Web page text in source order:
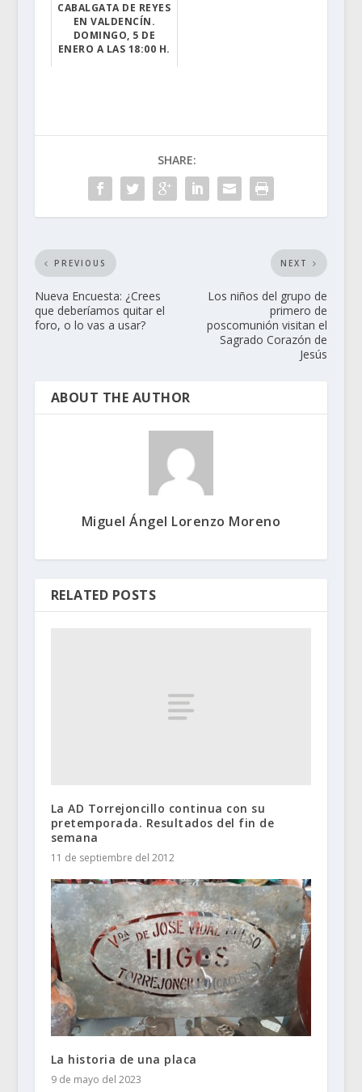
CABALGATA DE REYES
EN VALDENCÍN.
DOMINGO, 5 DE
ENERO A LAS 18:00 H.
SHARE:
PREVIOUS
Nueva Encuesta: ¿Crees
que deberíamos quitar el
foro, o lo vas a usar?
NEXT
Los niños del grupo de
primero de
poscomunión visitan el
Sagrado Corazón de
Jesús
ABOUT THE AUTHOR
Miguel Ángel Lorenzo Moreno
RELATED POSTS
La AD Torrejoncillo continua con su
pretemporada. Resultados del fin de
semana
11 de septiembre del 2012
La historia de una placa
9 de mayo del 2023